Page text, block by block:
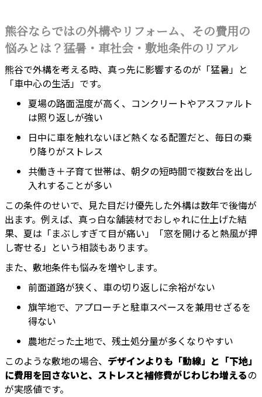
熊谷ならではの外構やリフォーム、その費用の
悩みとは？猛暑・車社会・敷地条件のリアル
熊谷で外構を考える時、真っ先に影響するのが「猛暑」と
「車中心の生活」です。
夏場の路面温度が高く、コンクリートやアスファルト
は照り返しが強い
日中に車を触れないほど熱くなる配置だと、毎日の乗
り降りがストレス
共働き＋子育て世帯は、朝夕の短時間で複数台を出し
入れすることが多い
この条件のせいで、見た目だけ優先した外構は数年で後悔が
出ます。例えば、真っ白な舗装材でおしゃれに仕上げた結
果、夏は「まぶしすぎて目が痛い」「窓を開けると熱風が押
し寄せる」という相談もあります。
また、敷地条件も悩みを増やします。
前面道路が狭く、車の切り返しに余裕がない
旗竿地で、アプローチと駐車スペースを兼用せざるを
得ない
農地だった土地で、残土処分量が多くなりやすい
このような敷地の場合、 デザインよりも「動線」と「下地」
に費用を回さないと、ストレスと補修費がじわじわ増えるの
が実感値です。